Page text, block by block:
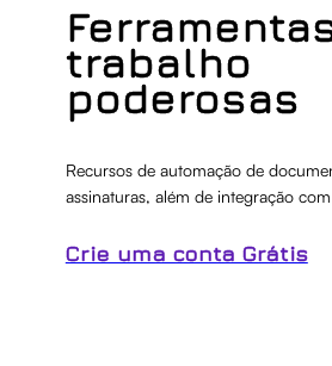
trabalho
poderosas
Recursos de automação de
assinaturas, além de integração
Crie uma conta Grátis